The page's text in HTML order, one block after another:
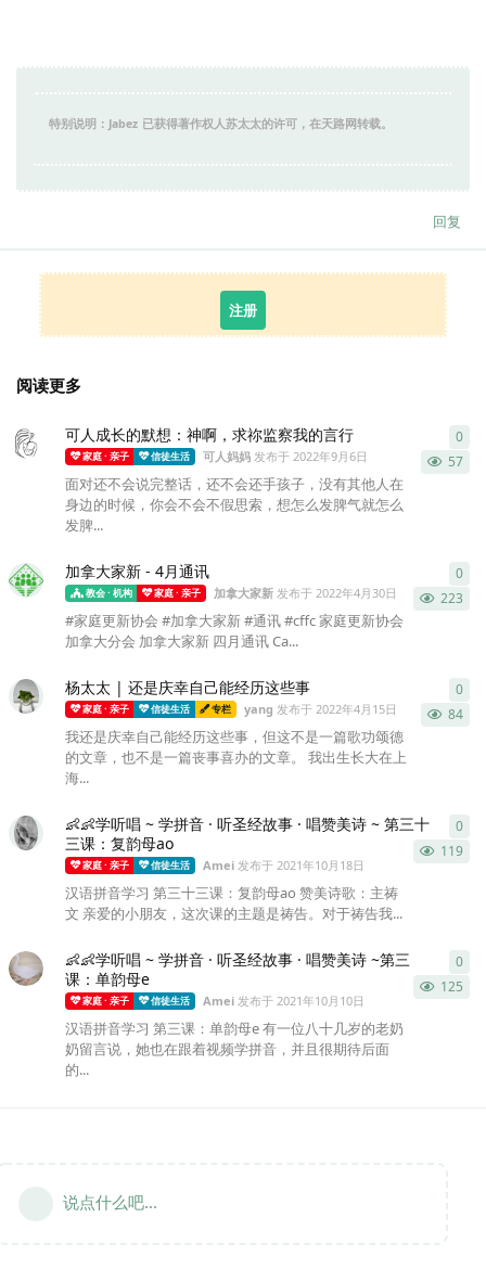
特别说明：Jabez 已获得著作权人苏太太的许可，在天路网转载。
回复
注册
阅读更多
可人成长的默想：神啊，求祢监察我的言行
家庭 · 亲子 信徒生活 可人妈妈发布于 2022年9月6日 57
面对还不会说完整话，还不会还手孩子，没有其他人在
身边的时候，你会不会不假思索，想怎么发脾气就怎么
发脾...
0
加拿大家新 - 4月通讯
教会 · 机构 家庭 · 亲子 加拿大家新发布于 2022年4月30日 223
#家庭更新协会 #加拿大家新 #通讯 #cffc 家庭更新协会
加拿大分会 加拿大家新 四月通讯 Ca...
0
杨太太 | 还是庆幸自己能经历这些事
家庭 · 亲子 信徒生活 专栏 yang 发布于2022年4月15日 84
我还是庆幸自己能经历这些事，但这不是一篇歌功颂德
的文章，也不是一篇丧事喜办的文章。 我出生长大在上
海...
0
👶👶学听唱 ~ 学拼音 · 听圣经故事 · 唱赞美诗 ~ 第三十
三课：复韵母ao
家庭 · 亲子 信徒生活 Amei发布于 2021年10月18日
119
汉语拼音学习 第三十三课：复韵母ao 赞美诗歌：主祷
文 亲爱的小朋友，这次课的主题是祷告。对于祷告我...
0
👶👶学听唱 ~ 学拼音 · 听圣经故事 · 唱赞美诗 ~第三
课：单韵母e
家庭 · 亲子 信徒生活 Amei发布于 2021年10月10日
125
汉语拼音学习 第三课：单韵母e 有一位八十几岁的老奶
奶留言说，她也在跟着视频学拼音，并且很期待后面
的...
0
说点什么吧...